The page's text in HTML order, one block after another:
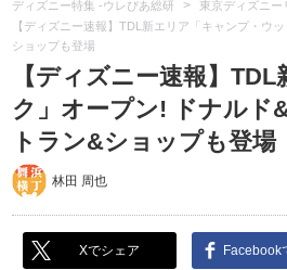
ディズニー特集 -ウレぴあ総研 > 東京ディズニー
【ディズニー速報】TDL新エリア「キャンプ・ウ
ショップも登場
【ディズニー速報】
ク」オープン! ドナルド
トラン&ショップも登場
林田 周也
Xでシェア Facebook